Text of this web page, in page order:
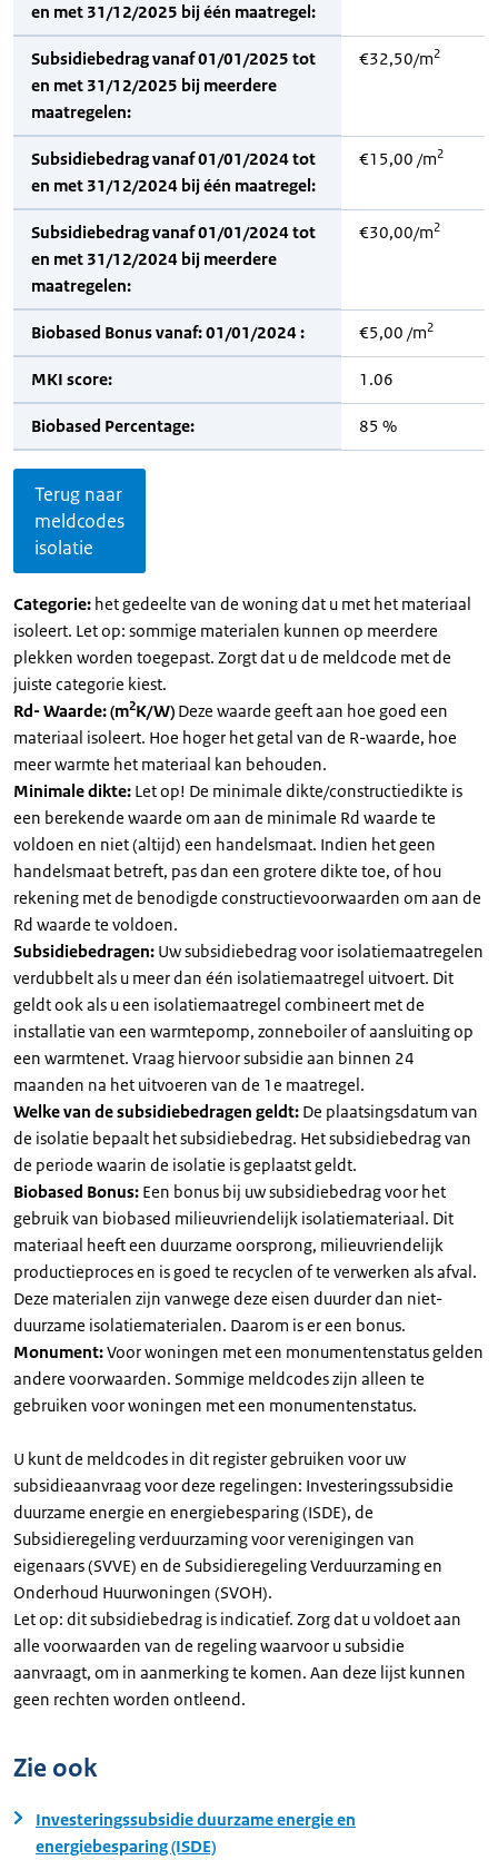
en met 31/12/2025 bij één maatregel:
Subsidiebedrag vanaf 01/01/2025 tot
en met 31/12/2025 bij meerdere
maatregelen:
€32,50/m2
Subsidiebedrag vanaf 01/01/2024 tot
en met 31/12/2024 bij één maatregel:
€15,00 /m2
Subsidiebedrag vanaf 01/01/2024 tot
en met 31/12/2024 bij meerdere
maatregelen:
€30,00/m2
Biobased Bonus vanaf: 01/01/2024 : €5,00 /m2
MKI score: 1.06
Biobased Percentage: 85 %
Terug naar
meldcodes
isolatie
Categorie: het gedeelte van de woning dat u met het materiaal
isoleert. Let op: sommige materialen kunnen op meerdere
plekken worden toegepast. Zorgt dat u de meldcode met de
juiste categorie kiest.
Rd- Waarde: (m2K/W) Deze waarde geeft aan hoe goed een
materiaal isoleert. Hoe hoger het getal van de R-waarde, hoe
meer warmte het materiaal kan behouden.
Minimale dikte: Let op! De minimale dikte/constructiedikte is
een berekende waarde om aan de minimale Rd waarde te
voldoen en niet (altijd) een handelsmaat. Indien het geen
handelsmaat betreft, pas dan een grotere dikte toe, of hou
rekening met de benodigde constructievoorwaarden om aan de
Rd waarde te voldoen.
Subsidiebedragen: Uw subsidiebedrag voor isolatiemaatregelen
verdubbelt als u meer dan één isolatiemaatregel uitvoert. Dit
geldt ook als u een isolatiemaatregel combineert met de
installatie van een warmtepomp, zonneboiler of aansluiting op
een warmtenet. Vraag hiervoor subsidie aan binnen 24
maanden na het uitvoeren van de 1e maatregel.
Welke van de subsidiebedragen geldt: De plaatsingsdatum van
de isolatie bepaalt het subsidiebedrag. Het subsidiebedrag van
de periode waarin de isolatie is geplaatst geldt.
Biobased Bonus: Een bonus bij uw subsidiebedrag voor het
gebruik van biobased milieuvriendelijk isolatiemateriaal. Dit
materiaal heeft een duurzame oorsprong, milieuvriendelijk
productieproces en is goed te recyclen of te verwerken als afval.
Deze materialen zijn vanwege deze eisen duurder dan niet-
duurzame isolatiematerialen. Daarom is er een bonus.
Monument:Voor woningen met een monumentenstatus gelden
andere voorwaarden. Sommige meldcodes zijn alleen te
gebruiken voor woningen met een monumentenstatus.
U kunt de meldcodes in dit register gebruiken voor uw
subsidieaanvraag voor deze regelingen: Investeringssubsidie
duurzame energie en energiebesparing (ISDE), de
Subsidieregeling verduurzaming voor verenigingen van
eigenaars (SVVE) en de Subsidieregeling Verduurzaming en
Onderhoud Huurwoningen (SVOH).
Let op: dit subsidiebedrag is indicatief. Zorg dat u voldoet aan
alle voorwaarden van de regeling waarvoor u subsidie
aanvraagt, om in aanmerking te komen. Aan deze lijst kunnen
geen rechten worden ontleend.
Zie ook
Investeringssubsidie duurzame energie en
energiebesparing (ISDE)